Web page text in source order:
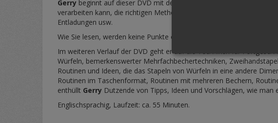
Gerry beginnt auf dieser DVD mit den Grundlagen des Stapelns, die
verarbeiten kann, die richtigen Methoden zum Stapeln, das Halten
Entladungen usw.
Wie Sie lesen, werden keine Punkte offen gelassen, sodass Sie am
Im weiteren Verlauf der DVD geht er auf die Techniken für
Würfeln, bemerkenswerter Mehrfachbechertechniken,
Routinen und Ideen, die das Stapeln von Würfeln in eine andere
Routinen im Taschenformat, Routinen mit mehreren Bechern,
enthüllt Gerry Dutzende von Tipps, Ideen und Vorschlägen, wie man
Englischsprachig, Laufzeit: ca. 55 Minuten.